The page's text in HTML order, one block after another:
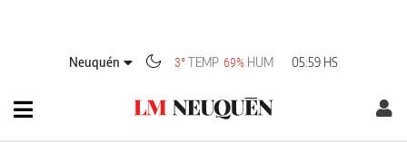
Neuquén 3° TEMP 69% HUM 05:59 HS